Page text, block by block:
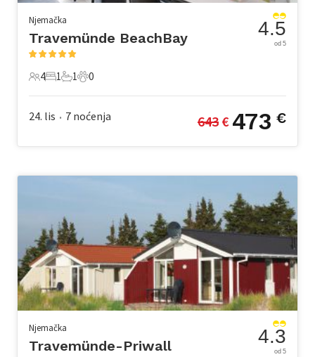
Njemačka
Travemünde BeachBay
4 Gosti
4
1 Spavaća soba
1
1 Kupaonica
1
0 Kućni ljubimac
0
4.5
od 5
24. lis • 7 noćenja 643 € 473 €
Njemačka
Travemünde-Priwall 4.3
od 5